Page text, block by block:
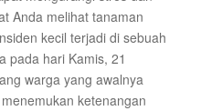
Anda melihat tanaman
kecil terjadi di sebuah
pada hari Kamis, 21
warga yang awalnya
ketenangan